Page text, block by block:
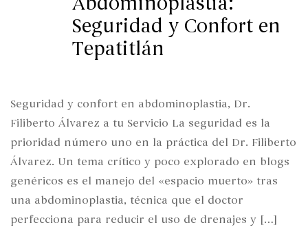
Seguridad y Confort en
Tepatitlán
Seguridad y confort en abdominoplastia, Dr.
Filiberto Álvarez a tu Servicio La seguridad es la
prioridad número uno en la práctica del Dr. Filiberto
Álvarez. Un tema crítico y poco explorado en blogs
genéricos es el manejo del «espacio muerto» tras
una abdominoplastia, técnica que el doctor
perfecciona para reducir el uso de drenajes y […]